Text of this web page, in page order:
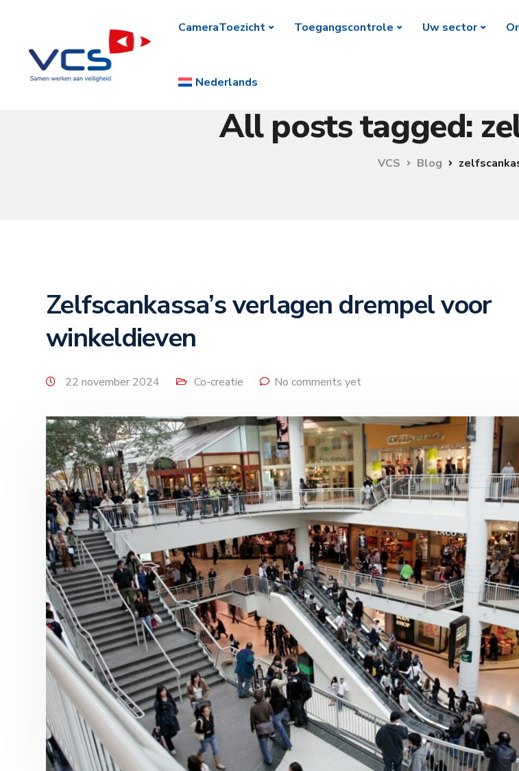
CameraToezicht Toegangscontrole Uw sector
Nederlands
All posts tagged:
VCS Blog
Zelfscankassa’s verlagen drempel voor
winkeldieven
22 november 2024 Co-creatie No comments yet